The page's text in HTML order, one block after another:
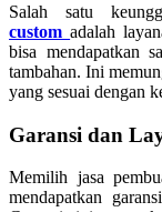
Salah satu
custom adalah
bisa mendapatkan
tambahan. Ini
yang sesuai dengan
Garansi dan
Memilih jasa
mendapatkan